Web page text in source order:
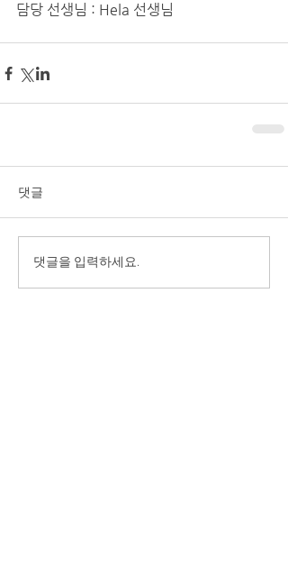
담당 선생님 : Hela 선생님
댓글
댓글을 입력하세요.